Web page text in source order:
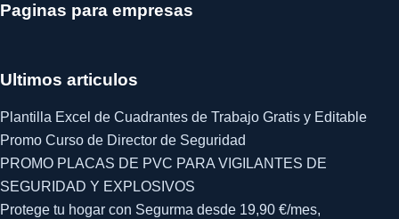
Paginas para empresas
Ultimos articulos
Plantilla Excel de Cuadrantes de Trabajo Gratis y Editable
Promo Curso de Director de Seguridad
PROMO PLACAS DE PVC PARA VIGILANTES DE
SEGURIDAD Y EXPLOSIVOS
Protege tu hogar con Segurma desde 19,90 €/mes,